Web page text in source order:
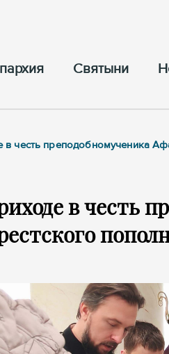
Cвятыни
в честь преподобномученика
в честь